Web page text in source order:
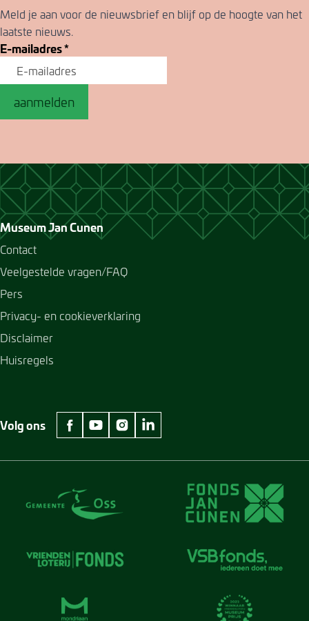
Meld je aan voor de nieuwsbrief en blijf op de hoogte van het
laatste nieuws.
E-mailadres*
aanmelden
Museum Jan Cunen
Contact
Veelgestelde vragen/FAQ
Pers
Privacy- en cookieverklaring
Disclaimer
Huisregels
Volg ons
facebook Museum Jan Cunen
youtube Museum Jan Cunen
instagram Museum Jan Cunen
linkedin Museum Jan Cunen